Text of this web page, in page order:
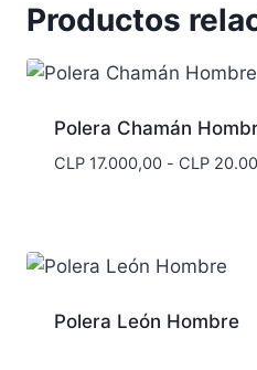
Productos
Polera Chamán
CLP17.000,00 - CLP
Polera León Hombre